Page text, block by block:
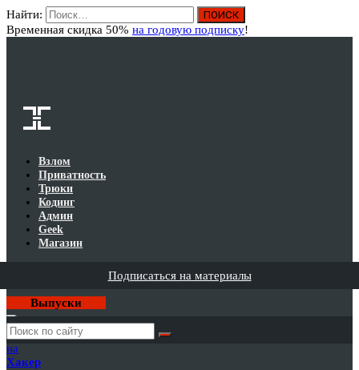
Найти:
Временная скидка 50% на годовую подписку!
Взлом
Приватность
Трюки
Кодинг
Админ
Geek
Магазин
Подписаться на материалы
Выпуски
Годовая
подписка
на
Хакер